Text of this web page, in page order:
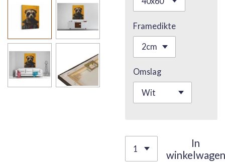
Framedikte
Omslag
In
winkelwagen